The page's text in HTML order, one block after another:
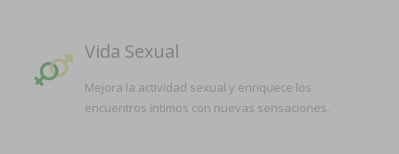
Vida Sexual
Mejora la actividad sexual y enriquece los
encuentros íntimos con nuevas sensaciones.